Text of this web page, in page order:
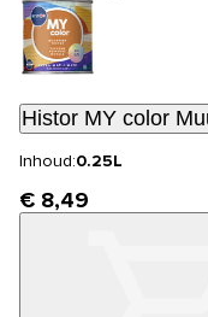
Histor MY color
Inhoud:0.25L
€ 8,49